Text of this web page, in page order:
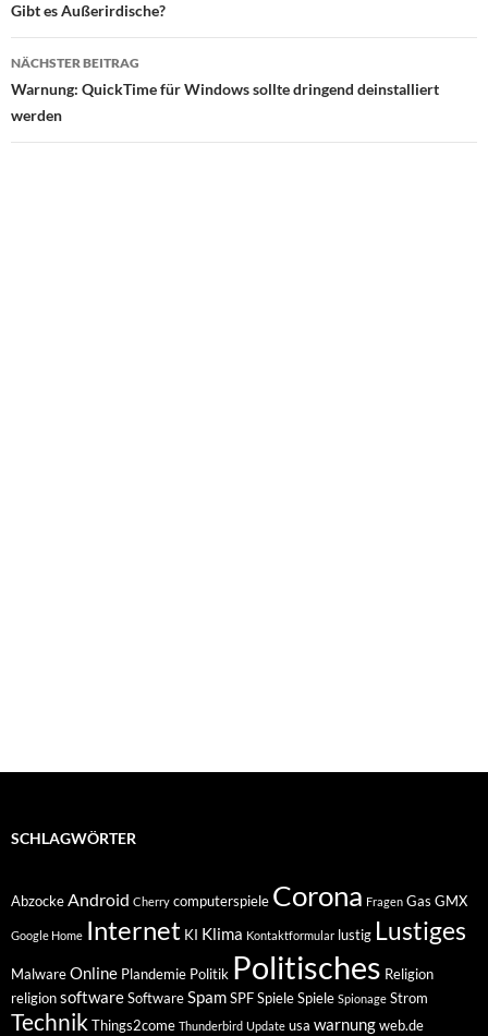
Gibt es Außerirdische?
NÄCHSTER BEITRAG
Warnung: QuickTime für Windows sollte dringend deinstalliert
werden
SCHLAGWÖRTER
AbzockeAndroid Cherry computerspiele Corona Fragen Gas GMX
Google Home Internet KI Klima Kontaktformular lustig Lustiges
MalwareOnline Plandemie Politik Politisches Religion
religionsoftwareSoftwareSpamSPFSpieleSpiele Spionage Strom
TechnikThings2come Thunderbird Update usa warnungweb.de